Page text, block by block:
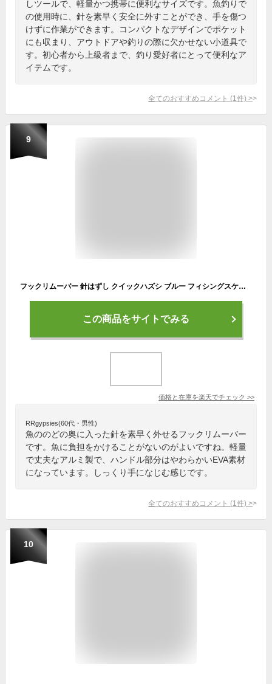
しツールで、軽量かつ携帯に便利なサイズです。魚釣りで
の使用時に、針を素早く安全に外すことができ、手を傷つ
けずに作業ができます。コンパクトなデザインでポケット
にも収まり、アウトドアや釣りの際に欠かせない小道具で
す。初心者から上級者まで、釣り愛好者にとって便利なア
イテムです。
全てのおすすめコメント (1 件) >
9
フックリムーバー 針はずし クイックハズシ ブルー フィシングスケール シーバス 釣り バス釣り ルアー 鯛 太刀魚 青物 ブリ マグロ
この商品をサイトでみる
価格と在庫を楽天でチェック >>
RRgypsies(60代・男性)
魚ののどの奥に入った針を素早く外せるフックリムーバー
です。魚に負担をかけることがないのがよいですね。軽量
で丈夫なアルミ製で、ハンドル部分はやわらかいEVA素材
になっています。しっくり手になじむ感じです。
全てのおすすめコメント (1 件) >
10